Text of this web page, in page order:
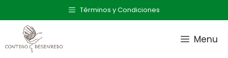
al
contenido
Términos y Condiciones
Menu